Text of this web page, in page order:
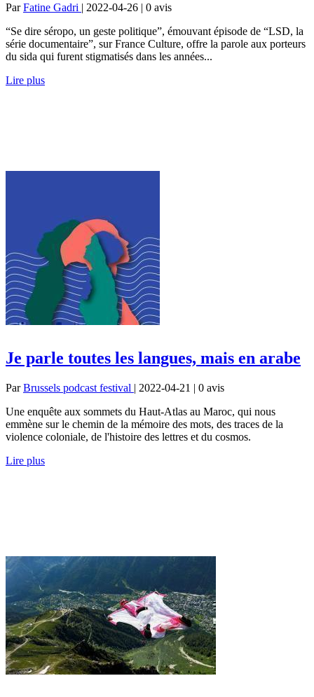
ParFatine Gadri | 2022-04-26 | 0 avis
“Se dire séropo, un geste politique”, émouvant épisode de “LSD, la
série documentaire”, sur France Culture, offre la parole aux porteurs
du sida qui furent stigmatisés dans les années...
Lire plus
Je parle toutes les langues, mais en arabe
ParBrussels podcast festival | 2022-04-21 | 0 avis
Une enquête aux sommets du Haut-Atlas au Maroc, qui nous
emmène sur le chemin de la mémoire des mots, des traces de la
violence coloniale, de l'histoire des lettres et du cosmos.
Lire plus